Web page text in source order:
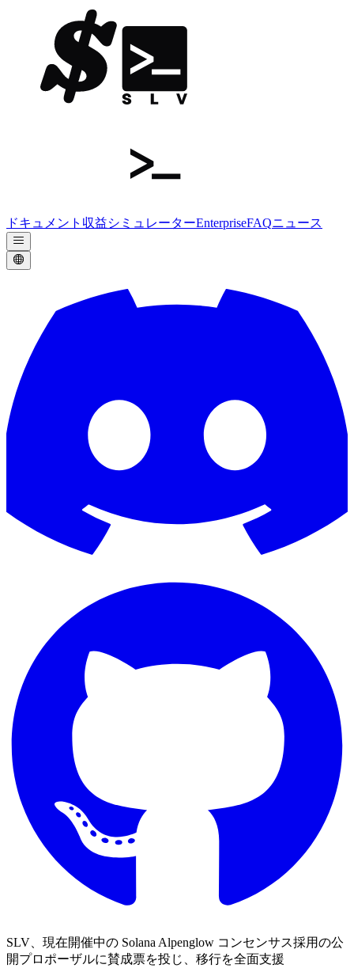
ドキュメント 収益シミュレーターEnterpriseFAQニュース
SLV、現在開催中の Solana Alpenglow コンセンサス採用の公
開プロポーザルに賛成票を投じ、移行を全面支援